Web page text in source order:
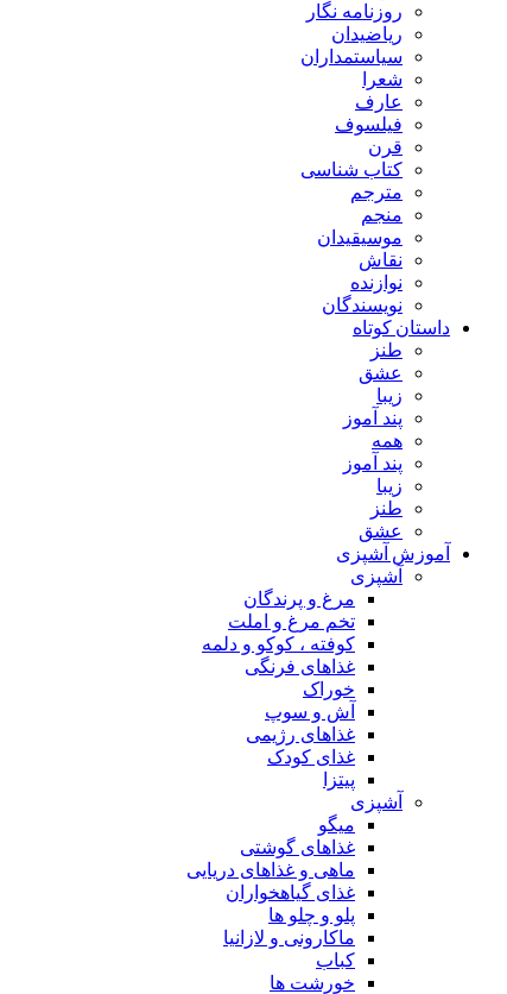
روزنامه نگار
ریاضیدان
سیاستمداران
شعرا
عارف
فیلسوف
قرن
کتاب شناسی
مترجم
منجم
موسیقیدان
نقاش
نوازنده
نویسندگان
داستان کوتاه
طنز
عشق
زیبا
پند آموز
همه
پند آموز
زیبا
طنز
عشق
آموزش آشپزی
آشپزی
مرغ و پرندگان
تخم مرغ و املت
کوفته ، کوکو و دلمه
غذاهای فرنگی
خوراک
آش و سوپ
غذاهای رژیمی
غذای کودک
پیتزا
آشپزی
میگو
غذاهای گوشتی
ماهی و غذاهای دریایی
غذای گیاهخواران
پلو و چلو ها
ماکارونی و لازانیا
کباب
خورشت ها